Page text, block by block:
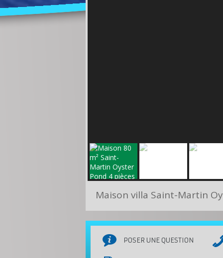
Maison villa Saint-Martin
POSER UNE QUESTION